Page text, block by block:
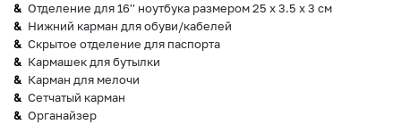
Отделение для 16'' ноутбука размером 25 x 3.5 x 3 см
Нижний карман для обуви/кабелей
Скрытое отделение для паспорта
Кармашек для бутылки
Карман для мелочи
Сетчатый карман
Органайзер